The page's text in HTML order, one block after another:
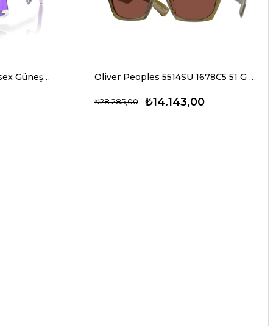
Oakley 9237 02 39 G Unisex Güneş Gözlükleri Oliver Peoples 5514SU 1678C5 51 G Unisex Güneş Gözlükleri
₺14.143,00
₺28.285,00